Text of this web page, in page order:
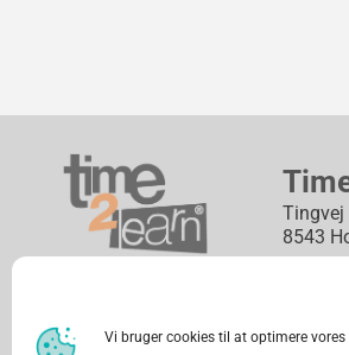
Vi bruger cookies til at optimere vores
Tingvej
8543
CVR: